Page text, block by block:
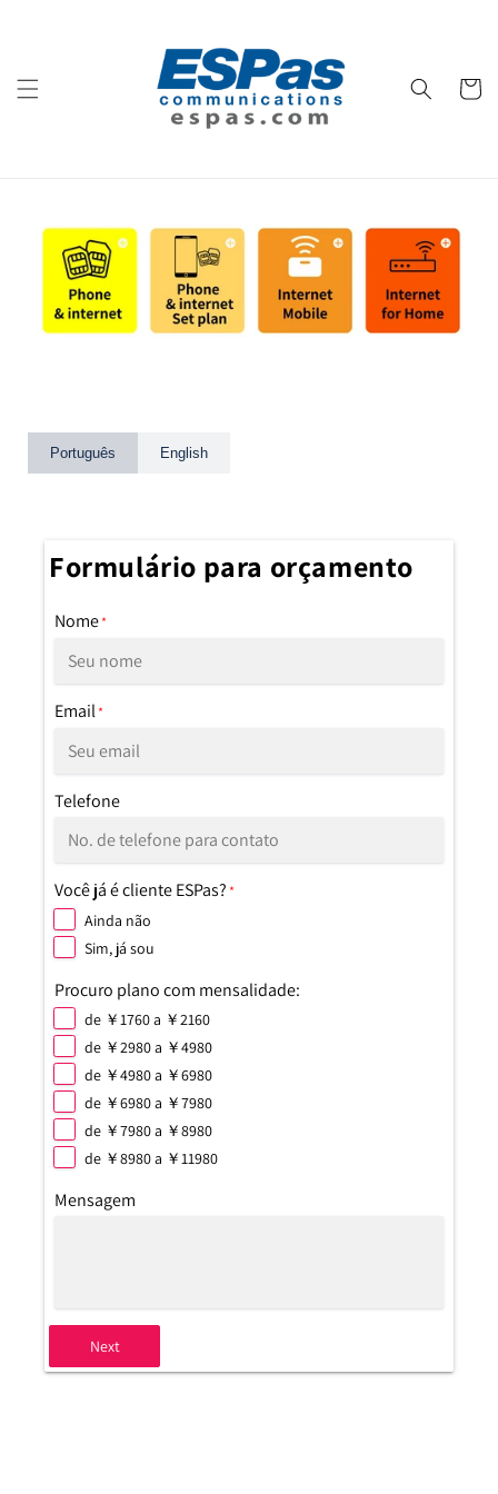
Português English
Formulário para orçamento
Nome*
Email*
Telefone
Você já é cliente ESPas? *
Ainda não
Sim, já sou
Procuro plano com mensalidade:
de ￥1760 a ￥2160
de ￥2980 a ￥4980
de ￥4980 a ￥6980
de ￥6980 a ￥7980
de ￥7980 a ￥8980
de ￥8980 a ￥11980
Mensagem
Next